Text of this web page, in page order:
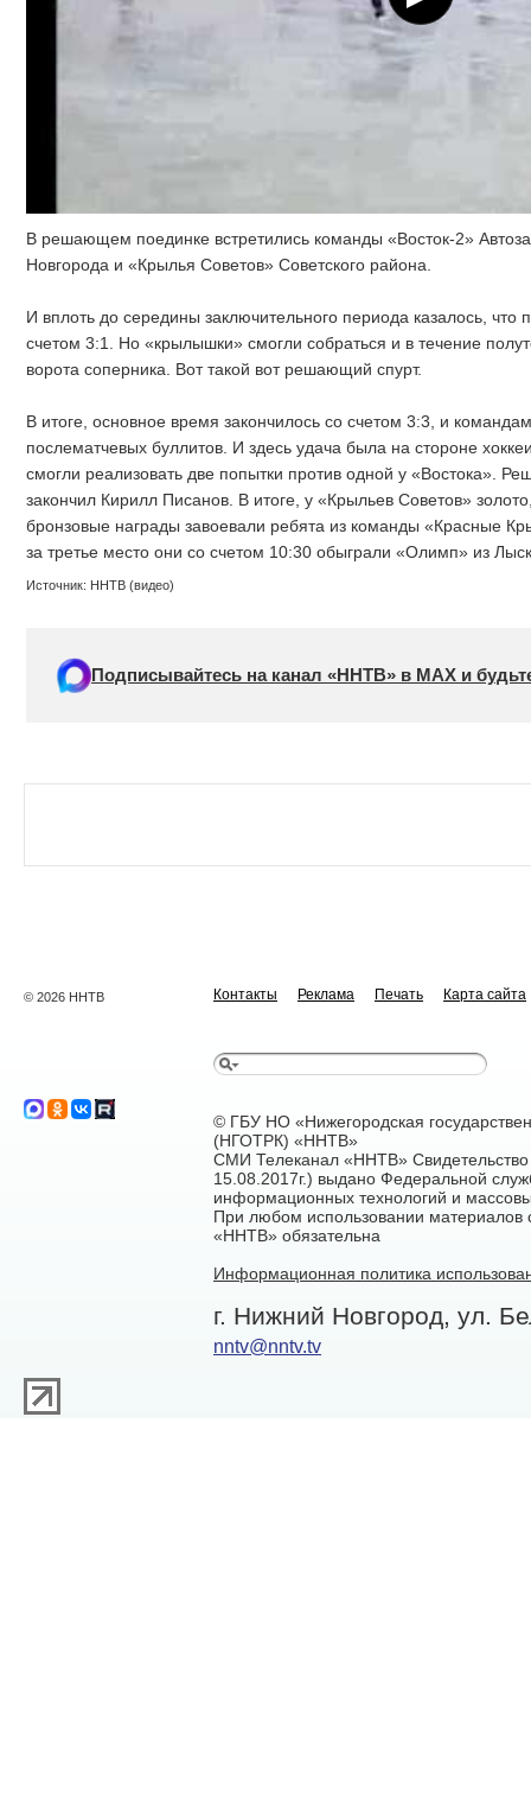
В решающем поединке встретились команды «Восток-2»
Новгорода и «Крылья Советов» Советского района.
И вплоть до середины заключительного периода казалось, что
счетом 3:1. Но «крылышки» смогли собраться и в течение
ворота соперника. Вот такой вот решающий спурт.
В итоге, основное время закончилось со счетом 3:3, и
послематчевых буллитов. И здесь удача была на стороне
смогли реализовать две попытки против одной у «Востока».
закончил Кирилл Писанов. В итоге, у «Крыльев Советов»
бронзовые награды завоевали ребята из команды «Красные
за третье место они со счетом 10:30 обыграли «Олимп» из
Источник: ННТВ (видео)
Подписывайтесь на канал «ННТВ» в МАХ и
© 2026 ННТВ Контакты Реклама Печать Карта сайта
© ГБУ НО «Нижегородская
(НГОТРК) «ННТВ»
СМИ Телеканал «ННТВ»
15.08.2017г.) выдано Федеральной
информационных технологий и
При любом использовании материалов
«ННТВ» обязательна
Информационная политика
г. Нижний Новгород, ул.
nntv@nntv.tv